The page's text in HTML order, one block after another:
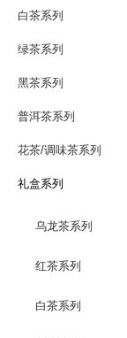
白茶系列
绿茶系列
黑茶系列
普洱茶系列
花茶/调味茶系列
礼盒系列
乌龙茶系列
红茶系列
白茶系列